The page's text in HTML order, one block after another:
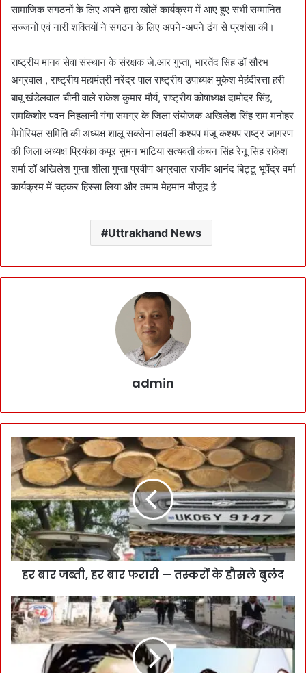
सामाजिक संगठनों के लिए अपने द्वारा खोलें कार्यक्रम में आए हुए सभी सम्मानित
सज्जनों एवं नारी शक्तियों ने संगठन के लिए अपने-अपने ढंग से प्रशंसा की।
राष्ट्रीय मानव सेवा संस्थान के संरक्षक जे.आर गुप्ता, भारतेंद सिंह डॉ सौरभ
अग्रवाल , राष्ट्रीय महामंत्री नरेंद्र पाल राष्ट्रीय उपाध्यक्ष मुकेश मेहंदीरत्ता हरी
बाबू खंडेलवाल चीनी वाले राकेश कुमार मौर्य, राष्ट्रीय कोषाध्यक्ष दामोदर सिंह,
रामकिशोर पवन निहलानी गंगा समग्र के जिला संयोजक अखिलेश सिंह राम मनोहर
मेमोरियल समिति की अध्यक्ष शालू सक्सेना लवली कश्यप मंजू कश्यप राष्ट्र जागरण
की जिला अध्यक्ष प्रियंका कपूर सुमन भाटिया सत्यवती कंचन सिंह रेनू सिंह राकेश
शर्मा डॉ अखिलेश गुप्ता शीला गुप्ता प्रवीण अग्रवाल राजीव आनंद बिट्टू भूपेंद्र वर्मा
कार्यक्रम में चढ़कर हिस्सा लिया और तमाम मेहमान मौजूद है
Uttrakhand News
admin
हर बार जब्ती, हर बार फरारी — तस्करों के हौसले बुलंद